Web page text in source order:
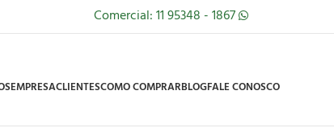
Comercial: 11 95348 - 1867
EMPRESACLIENTESCOMO COMPRARBLOGFALE CONOSCO